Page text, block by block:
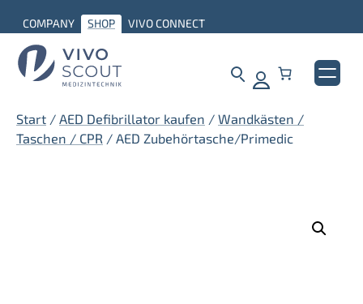
Inhalt
springen
COMPANY SHOP VIVO CONNECT
Start / AED Defibrillator kaufen / Wandkästen /
Taschen / CPR / AED Zubehörtasche/Primedic